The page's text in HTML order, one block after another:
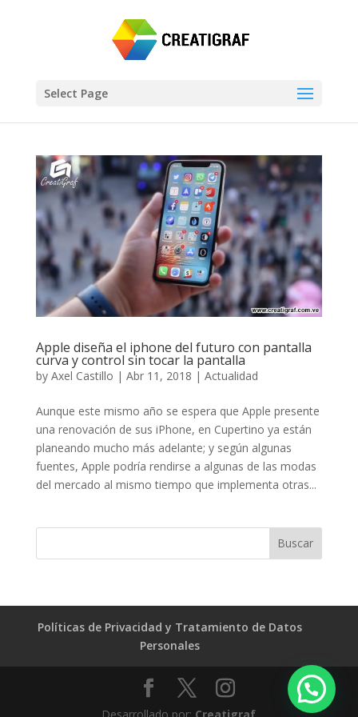
Select Page
Apple diseña el iphone del futuro con pantalla
curva y control sin tocar la pantalla
by Axel Castillo | Abr 11, 2018 | Actualidad
Aunque este mismo año se espera que Apple presente
una renovación de sus iPhone, en Cupertino ya están
planeando mucho más adelante; y según algunas
fuentes, Apple podría rendirse a algunas de las modas
del mercado al mismo tiempo que implementa otras...
Políticas de Privacidad y Tratamiento de Datos
Personales
Desarrollado por: Creatigraf